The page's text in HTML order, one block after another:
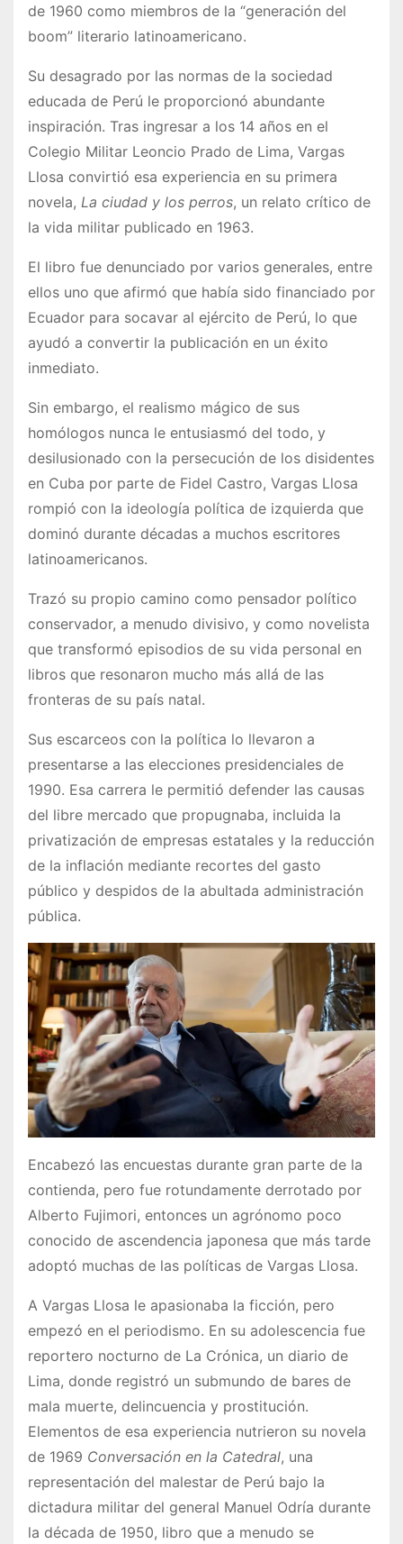
de 1960 como miembros de la “generación del
boom” literario latinoamericano.
Su desagrado por las normas de la sociedad
educada de Perú le proporcionó abundante
inspiración. Tras ingresar a los 14 años en el
Colegio Militar Leoncio Prado de Lima, Vargas
Llosa convirtió esa experiencia en su primera
novela, La ciudad y los perros, un relato crítico de
la vida militar publicado en 1963.
El libro fue denunciado por varios generales, entre
ellos uno que afirmó que había sido financiado por
Ecuador para socavar al ejército de Perú, lo que
ayudó a convertir la publicación en un éxito
inmediato.
Sin embargo, el realismo mágico de sus
homólogos nunca le entusiasmó del todo, y
desilusionado con la persecución de los disidentes
en Cuba por parte de Fidel Castro, Vargas Llosa
rompió con la ideología política de izquierda que
dominó durante décadas a muchos escritores
latinoamericanos.
Trazó su propio camino como pensador político
conservador, a menudo divisivo, y como novelista
que transformó episodios de su vida personal en
libros que resonaron mucho más allá de las
fronteras de su país natal.
Sus escarceos con la política lo llevaron a
presentarse a las elecciones presidenciales de
1990. Esa carrera le permitió defender las causas
del libre mercado que propugnaba, incluida la
privatización de empresas estatales y la reducción
de la inflación mediante recortes del gasto
público y despidos de la abultada administración
pública.
Encabezó las encuestas durante gran parte de la
contienda, pero fue rotundamente derrotado por
Alberto Fujimori, entonces un agrónomo poco
conocido de ascendencia japonesa que más tarde
adoptó muchas de las políticas de Vargas Llosa.
A Vargas Llosa le apasionaba la ficción, pero
empezó en el periodismo. En su adolescencia fue
reportero nocturno de La Crónica, un diario de
Lima, donde registró un submundo de bares de
mala muerte, delincuencia y prostitución.
Elementos de esa experiencia nutrieron su novela
de 1969 Conversación en la Catedral, una
representación del malestar de Perú bajo la
dictadura militar del general Manuel Odría durante
la década de 1950, libro que a menudo se